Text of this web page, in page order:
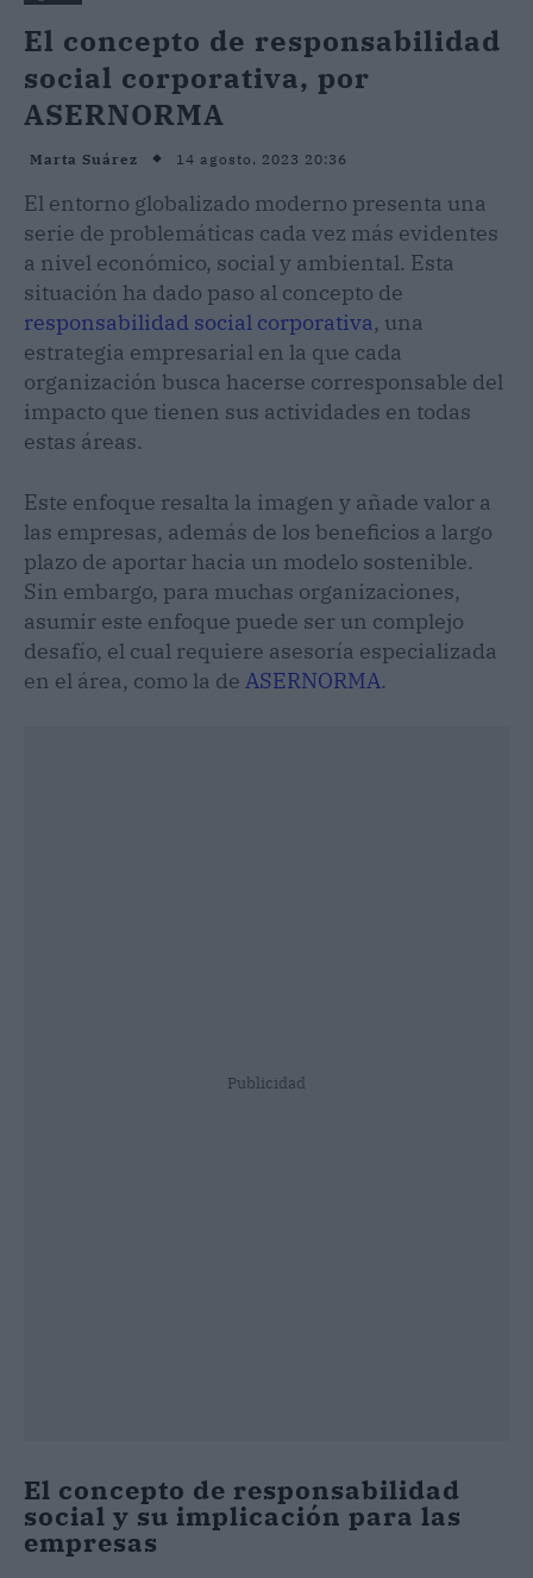
El concepto de responsabilidad
social corporativa, por
ASERNORMA
Marta Suárez 14 agosto, 2023 20:36
El entorno globalizado moderno presenta una
serie de problemáticas cada vez más evidentes
a nivel económico, social y ambiental. Esta
situación ha dado paso al concepto de
responsabilidad social corporativa, una
estrategia empresarial en la que cada
organización busca hacerse corresponsable del
impacto que tienen sus actividades en todas
estas áreas.
Este enfoque resalta la imagen y añade valor a
las empresas, además de los beneficios a largo
plazo de aportar hacia un modelo sostenible.
Sin embargo, para muchas organizaciones,
asumir este enfoque puede ser un complejo
desafío, el cual requiere asesoría especializada
en el área, como la de ASERNORMA.
Publicidad
El concepto de responsabilidad
social y su implicación para las
empresas